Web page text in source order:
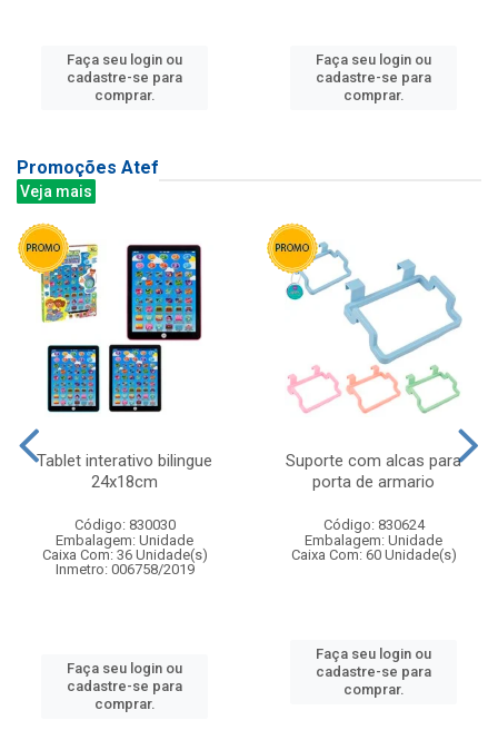
Faça seu login ou
cadastre-se para
comprar.
Faça seu login ou
cadastre-se para
comprar.
Promoções Atef
Veja mais
Tablet interativo bilingue
24x18cm
Código: 830030
Embalagem: Unidade
Caixa Com: 36 Unidade(s)
Inmetro: 006758/2019
Faça seu login ou
cadastre-se para
comprar.
Suporte com alcas para
porta de armario
Código: 830624
Embalagem: Unidade
Caixa Com: 60 Unidade(s)
Faça seu login ou
cadastre-se para
comprar.